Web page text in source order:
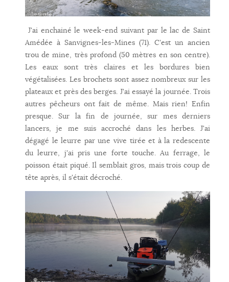
J'ai enchainé le week-end suivant par le lac de Saint
Amédée à Sanvignes-les-Mines (71). C'est un ancien
trou de mine, très profond (50 mètres en son centre).
Les eaux sont très claires et les bordures bien
végétalisées. Les brochets sont assez nombreux sur les
plateaux et près des berges. J'ai essayé la journée. Trois
autres pêcheurs ont fait de même. Mais rien! Enfin
presque. Sur la fin de journée, sur mes derniers
lancers, je me suis accroché dans les herbes. J'ai
dégagé le leurre par une vive tirée et à la redescente
du leurre, j'ai pris une forte touche. Au ferrage, le
poisson était piqué. Il semblait gros, mais trois coup de
tête après, il s'était décroché.